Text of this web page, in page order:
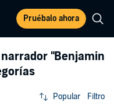
Pruébalo ahora
"Benjamin
Popular Filtro